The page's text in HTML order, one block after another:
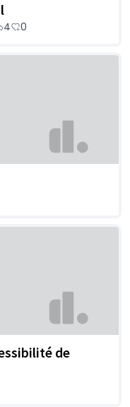
4 0
de